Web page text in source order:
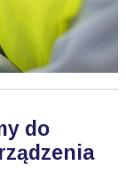
do